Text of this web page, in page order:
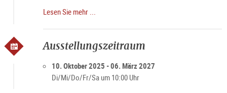
Voranmeldung.
Di - Sa 10 – 17 Uhr
Feiertags geschlossen
Lesen Sie mehr ...
Ausstellungszeitraum
10. Oktober 2025 - 06. März 2027
Di/Mi/Do/Fr/Sa um 10:00 Uhr